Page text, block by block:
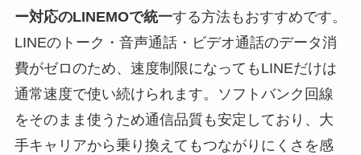
ー対応のLINEMOで統一する方法もおすすめです。
LINEのトーク・音声通話・ビデオ通話のデータ消
費がゼロのため、速度制限になってもLINEだけは
通常速度で使い続けられます。ソフトバンク回線
をそのまま使うため通信品質も安定しており、大
手キャリアから乗り換えてもつながりにくさを感